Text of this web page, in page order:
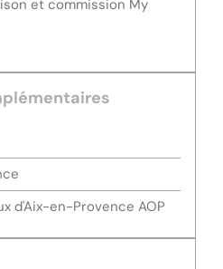
et commission My
d'Aix-en-Provence AOP